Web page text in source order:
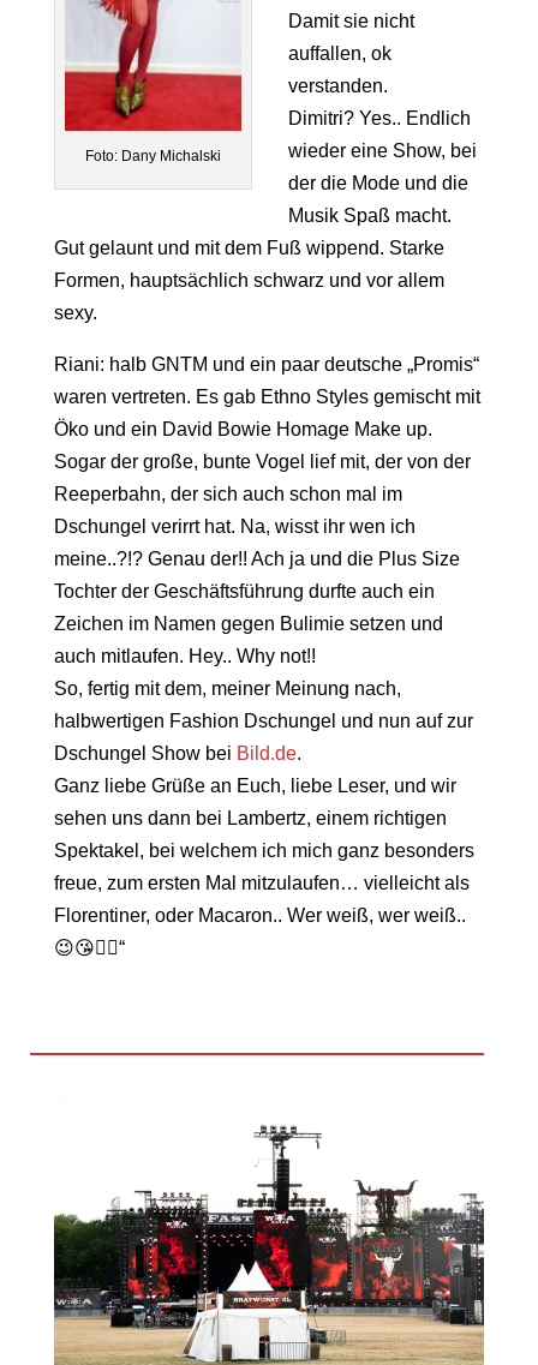
Foto: Dany Michalski
Damit sie nicht
auffallen, ok
verstanden.
Dimitri? Yes.. Endlich
wieder eine Show, bei
der die Mode und die
Musik Spaß macht.
Gut gelaunt und mit dem Fuß wippend. Starke
Formen, hauptsächlich schwarz und vor allem
sexy.
Riani: halb GNTM und ein paar deutsche „Promis“
waren vertreten. Es gab Ethno Styles gemischt mit
Öko und ein David Bowie Homage Make up.
Sogar der große, bunte Vogel lief mit, der von der
Reeperbahn, der sich auch schon mal im
Dschungel verirrt hat. Na, wisst ihr wen ich
meine..?!? Genau der!! Ach ja und die Plus Size
Tochter der Geschäftsführung durfte auch ein
Zeichen im Namen gegen Bulimie setzen und
auch mitlaufen. Hey.. Why not!!
So, fertig mit dem, meiner Meinung nach,
halbwertigen Fashion Dschungel und nun auf zur
Dschungel Show bei Bild.de.
Ganz liebe Grüße an Euch, liebe Leser, und wir
sehen uns dann bei Lambertz, einem richtigen
Spektakel, bei welchem ich mich ganz besonders
freue, zum ersten Mal mitzulaufen… vielleicht als
Florentiner, oder Macaron.. Wer weiß, wer weiß..
😉😘✌🏼️“